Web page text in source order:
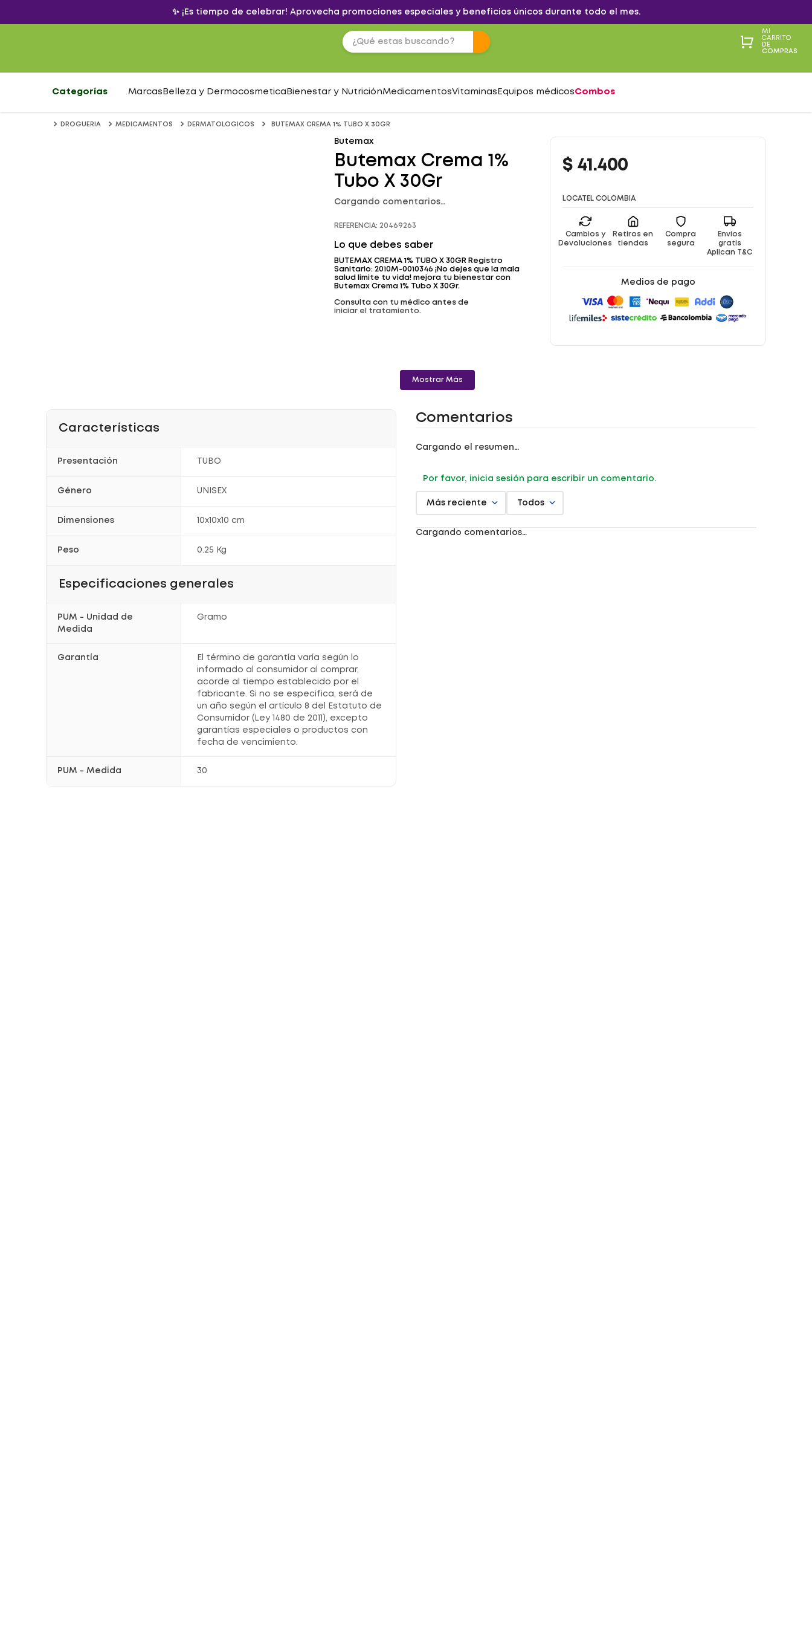
✨ ¡Es tiempo de celebrar! Aprovecha promociones especiales y beneficios únicos durante todo el mes.
MI
CARRITO
DE
COMPRAS
Categorías Marcas Belleza y Dermocosmetica Bienestar y NutriciónMedicamentosVitaminas Equipos médicosCombos
DROGUERIA MEDICAMENTOS DERMATOLOGICOS BUTEMAX CREMA 1% TUBO X 30GR
Butemax
Butemax Crema 1%
Tubo X 30Gr
Cargando comentarios…
REFERENCIA: 20469263
Lo que debes saber
BUTEMAX CREMA 1% TUBO X 30GR Registro
Sanitario: 2010M-0010346 ¡No dejes que la mala
salud limite tu vida! mejora tu bienestar con
Butemax Crema 1% Tubo X 30Gr.
Consulta con tu médico antes de
iniciar el tratamiento.
Mostrar Más
$ 41 .400
LOCATEL COLOMBIA
Cambios y
Devoluciones
Retiros en
tiendas
Compra
segura
Envíos
gratis
Aplican T&C
Medios de pago
Características
Presentación TUBO
Género UNISEX
Dimensiones 10x10x10 cm
Peso 0.25 Kg
Especificaciones generales
PUM - Unidad de
Medida
Gramo
Garantía
El término de garantía varía según lo
informado al consumidor al comprar,
acorde al tiempo establecido por el
fabricante. Si no se especifica, será de
un año según el artículo 8 del Estatuto de
Consumidor (Ley 1480 de 2011), excepto
garantías especiales o productos con
fecha de vencimiento.
PUM - Medida 30
Comentarios
Cargando el resumen…
Por favor, inicia sesión para escribir un comentario.
Más reciente Todos
Cargando comentarios…